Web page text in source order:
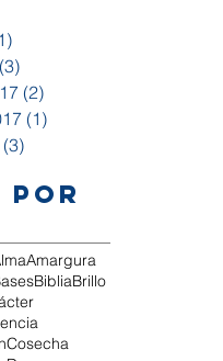
(3)
(2)
(1)
(3)
por
Amargura
BibliaBrillo
Cosecha